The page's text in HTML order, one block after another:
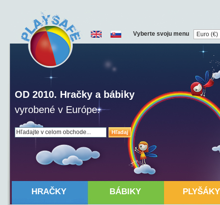
Hľadaj
OD 2010. Hračky a bábiky
vyrobené v Európe.
Vyberte svoju menu
HRAČKY BÁBIKY PLYŠÁKY